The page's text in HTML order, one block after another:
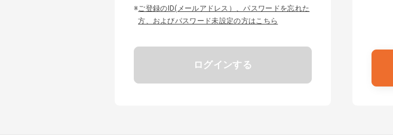
※ご登録のID(メールアドレス）、パスワードを忘れた
方、およびパスワード未設定の方はこちら
ログインする